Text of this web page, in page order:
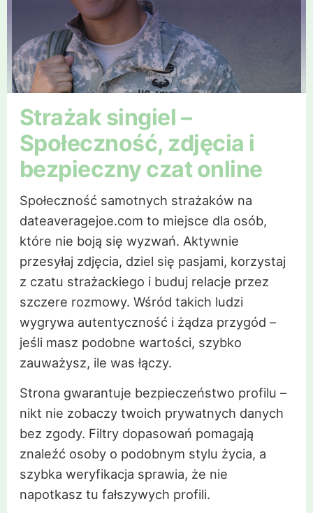
Strażak singiel –
Społeczność, zdjęcia i
bezpieczny czat online
Społeczność samotnych strażaków na
dateaveragejoe.com to miejsce dla osób,
które nie boją się wyzwań. Aktywnie
przesyłaj zdjęcia, dziel się pasjami, korzystaj
z czatu strażackiego i buduj relacje przez
szczere rozmowy. Wśród takich ludzi
wygrywa autentyczność i żądza przygód –
jeśli masz podobne wartości, szybko
zauważysz, ile was łączy.
Strona gwarantuje bezpieczeństwo profilu –
nikt nie zobaczy twoich prywatnych danych
bez zgody. Filtry dopasowań pomagają
znaleźć osoby o podobnym stylu życia, a
szybka weryfikacja sprawia, że nie
napotkasz tu fałszywych profili.